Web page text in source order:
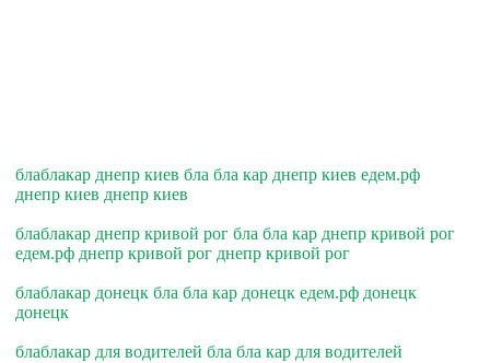
блаблакар днепр киев бла бла кар днепр киев едем.рф
днепр киев днепр киев
блаблакар днепр кривой рог бла бла кар днепр кривой рог
едем.рф днепр кривой рог днепр кривой рог
блаблакар донецк бла бла кар донецк едем.рф донецк
донецк
блаблакар для водителей бла бла кар для водителей